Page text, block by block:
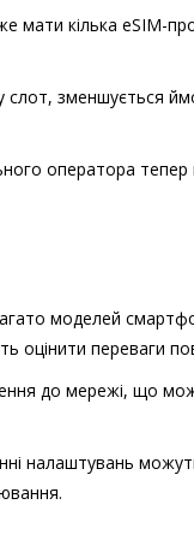
мати кілька eSIM-
зменшується
оператора
моделей
оцінити переваги
до мережі, що
налаштувань